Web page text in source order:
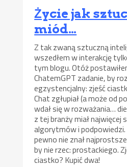
Życie jak
miód…
Z tak zwaną sztuczną
wszedłem w interakcję
tym blogu. Otóż
ChatemGPT zadanie, by
egzystencjalny: zjeść
Chat zgłupiał (a może od
wdał się w rozważania…
z tej branży miał najwięcej
algorytmów i
pewno nie znał
by nie rzec: prostackiego.
ciastko? Kupić dwa!